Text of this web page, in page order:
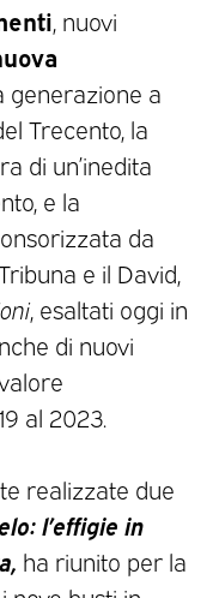
, nuovi
generazione a
Trecento, la
di un’inedita
e la
da
e il David,
, esaltati oggi in
di nuovi
al 2023.
realizzate due
l’effigie in
ha riunito per la